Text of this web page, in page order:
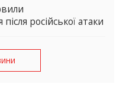
російської атаки